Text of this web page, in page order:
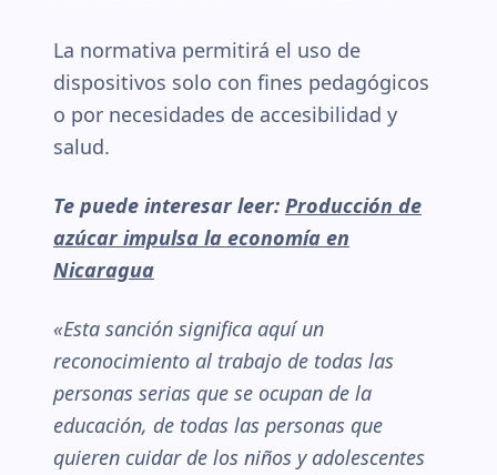
La normativa permitirá el uso de
dispositivos solo con fines pedagógicos
o por necesidades de accesibilidad y
salud.
Te puede interesar leer: Producción de
azúcar impulsa la economía en
Nicaragua
«Esta sanción significa aquí un
reconocimiento al trabajo de todas las
personas serias que se ocupan de la
educación, de todas las personas que
quieren cuidar de los niños y adolescentes